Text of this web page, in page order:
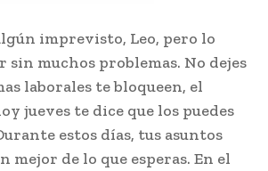
imprevisto, Leo, pero lo
muchos problemas. No dejes
laborales te bloqueen, el
jueves te dice que los puedes
estos días, tus asuntos
mejor de lo que esperas. En el